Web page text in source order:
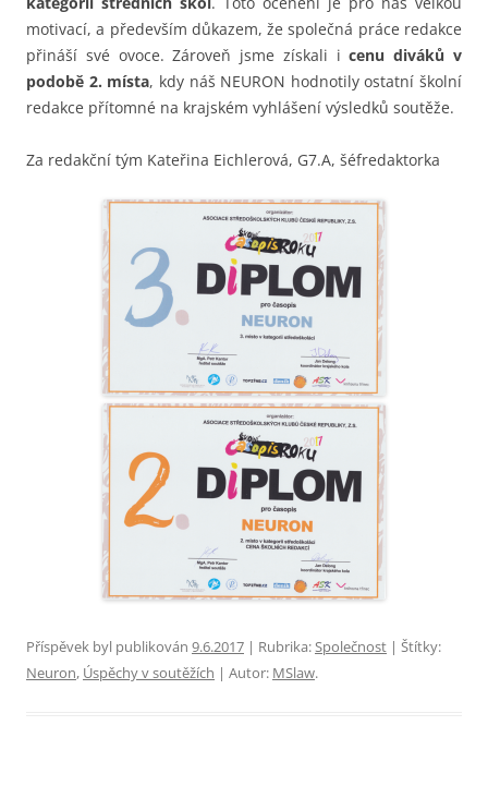
motivací, a především důkazem, že společná práce redakce
přináší své ovoce. Zároveň jsme získali icenu diváků v
podobě 2. místa, kdy náš NEURON hodnotily ostatní školní
redakce přítomné na krajském vyhlášení výsledků soutěže.
Za redakční tým Kateřina Eichlerová, G7.A, šéfredaktorka
Příspěvek byl publikován 9.6.2017 | Rubrika:Společnost | Štítky:
Neuron, Úspěchy v soutěžích | Autor: MSlaw.